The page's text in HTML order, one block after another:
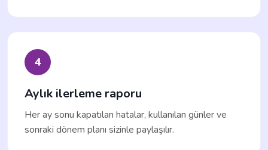
4
Aylık ilerleme raporu
Her ay sonu kapatılan hatalar, kullanılan günler ve
sonraki dönem planı sizinle paylaşılır.